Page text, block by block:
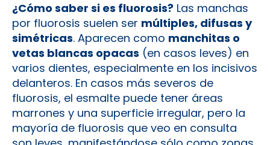
¿Cómo saber si es fluorosis? Las manchas
por fluorosis suelen ser múltiples, difusas y
simétricas. Aparecen como manchitas o
vetas blancas opacas (en casos leves) en
varios dientes, especialmente en los incisivos
delanteros. En casos más severos de
fluorosis, el esmalte puede tener áreas
marrones y una superficie irregular, pero la
mayoría de fluorosis que veo en consulta